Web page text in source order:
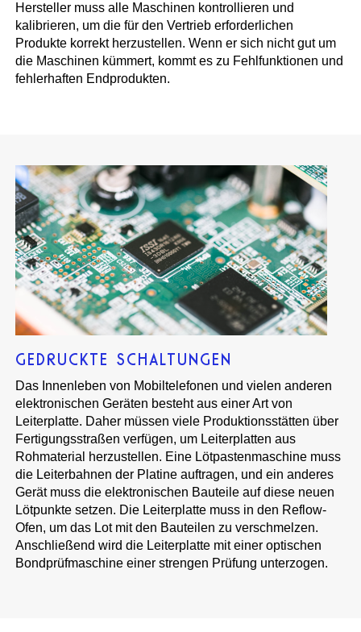
Hersteller muss alle Maschinen kontrollieren und
kalibrieren, um die für den Vertrieb erforderlichen
Produkte korrekt herzustellen. Wenn er sich nicht gut um
die Maschinen kümmert, kommt es zu Fehlfunktionen und
fehlerhaften Endprodukten.
GEDRUCKTE SCHALTUNGEN
Das Innenleben von Mobiltelefonen und vielen anderen
elektronischen Geräten besteht aus einer Art von
Leiterplatte. Daher müssen viele Produktionsstätten über
Fertigungsstraßen verfügen, um Leiterplatten aus
Rohmaterial herzustellen. Eine Lötpastenmaschine muss
die Leiterbahnen der Platine auftragen, und ein anderes
Gerät muss die elektronischen Bauteile auf diese neuen
Lötpunkte setzen. Die Leiterplatte muss in den Reflow-
Ofen, um das Lot mit den Bauteilen zu verschmelzen.
Anschließend wird die Leiterplatte mit einer optischen
Bondprüfmaschine einer strengen Prüfung unterzogen.